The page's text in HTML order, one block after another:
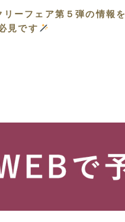
ーフェア第５弾の情報
見です